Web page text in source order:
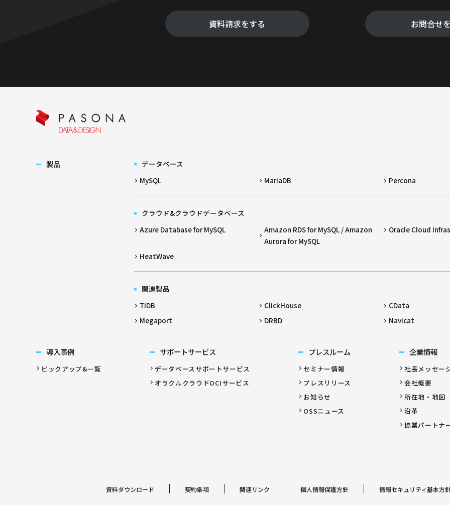
資料請求をする お問合せ
製品
データベース
MySQL
MariaDB Percona
クラウド&クラウドデータベース
Azure Database for MySQL
Amazon RDS for MySQL / Amazon
Aurora for MySQL
Oracle Cloud
HeatWave
関連製品
TiDB
ClickHouse
CData
Megaport
DRBD Navicat
導入事例
ピックアップ&一覧
サポートサービス
データベースサポートサービス
オラクルクラウドOCIサービス
プレスルーム
セミナー情報
プレスリリース
お知らせ
OSSニュース
企業情報
社長メッセー
会社概要
所在地・地図
沿革
協業パートナ
資料ダウンロード 契約条項 関連リンク 個人情報保護方針 情報セキュリティ基本方